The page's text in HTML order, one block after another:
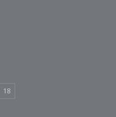
18